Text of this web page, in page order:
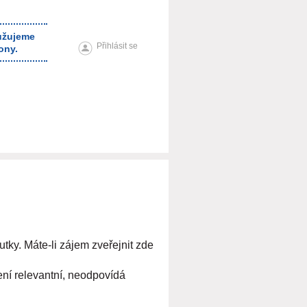
Přihlásit se
Máte-li zájem zveřejnit zde
relevantní, neodpovídá